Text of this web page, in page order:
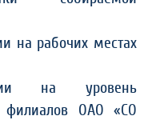
на рабочих местах
на уровень
филиалов ОАО «СО